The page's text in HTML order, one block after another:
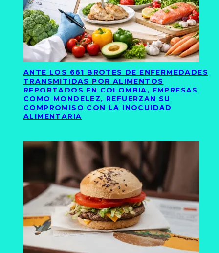
ANTE LOS 661 BROTES DE ENFERMEDADES
TRANSMITIDAS POR ALIMENTOS
REPORTADOS EN COLOMBIA, EMPRESAS
COMO MONDELEZ, REFUERZAN SU
COMPROMISO CON LA INOCUIDAD
ALIMENTARIA